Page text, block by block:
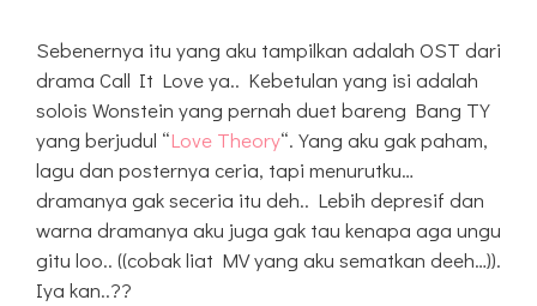
Sebenernya itu yang aku tampilkan adalah OST dari
drama Call It Love ya.. Kebetulan yang isi adalah
solois Wonstein yang pernah duet bareng Bang TY
yang berjudul “Love Theory“. Yang aku gak paham,
lagu dan posternya ceria, tapi menurutku…
dramanya gak seceria itu deh.. Lebih depresif dan
warna dramanya aku juga gak tau kenapa aga ungu
gitu loo.. ((cobak liat MV yang aku sematkan deeh…)).
Iya kan..??